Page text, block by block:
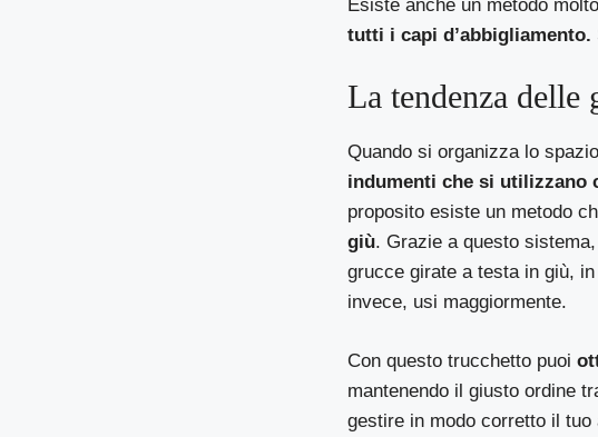
Esiste anche un metodo
tutti i capi d’abbigliamento.
La tendenza delle
Quando si organizza lo
indumenti che si utilizzano
proposito esiste un metodo
giù. Grazie a questo
grucce girate a testa in giù,
invece, usi maggiormente.
Con questo trucchetto puoi
mantenendo il giusto ordine
gestire in modo corretto il